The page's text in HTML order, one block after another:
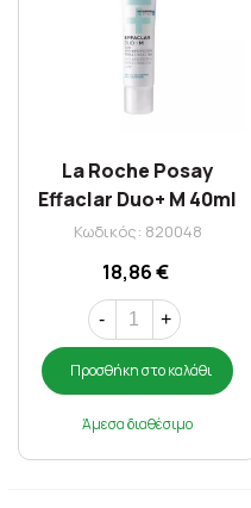
La Roche Posay
Effaclar Duo+ M 40ml
Κωδικός: 820048
18,86 €
- +
Προσθήκη στο καλάθι
Άμεσα διαθέσιμο